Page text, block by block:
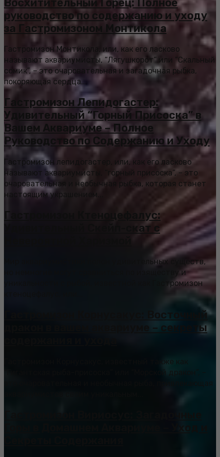
руководство по содержанию и уходу
за Гастромизоном Монтикола
Гастромизон Монтикола, или, как его ласково
называют аквариумисты, “Лягушкорот” или “Скальный
сомик”, – это очаровательная и загадочная рыбка,
покоряющая сердца...
Гастромизон Лепидогастер:
Удивительный “Горный Присоска” в
Вашем Аквариуме – Полное
Руководство по Содержанию и Уходу
Гастромизон лепидогастер, или, как его ласково
называют аквариумисты, “горный присоска”, – это
очаровательная и необычная рыбка, которая станет
настоящим украшением...
Гастромизон Ктеноцефалус:
Удивительный Скейп-скат с
Мир аквариумистики полон удивительных существ,
но немногие могут сравниться по изяществу и
уникальности с рыбой, известной как Гастромизон
Гастромизон Корнусакус: Восточный
дракон в вашем аквариуме – секреты
Гастромизон Корнусакус, известный также как